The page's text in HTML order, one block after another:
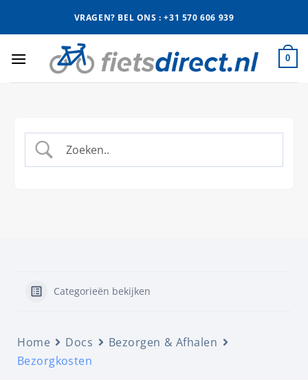
VRAGEN? BEL ONS : +31 570 606 939
0
Categorieën bekijken
Home Docs
Bezorgen & Afhalen
Bezorgkosten